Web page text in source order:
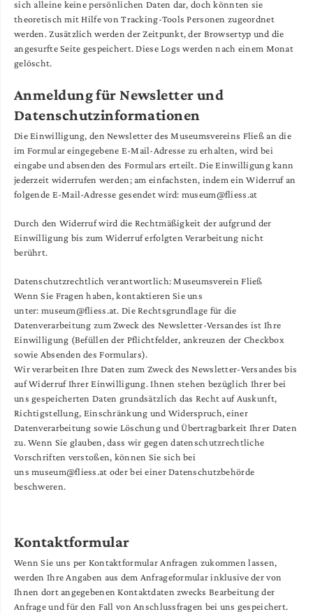
sich alleine keine persönlichen Daten dar, doch könnten sie
theoretisch mit Hilfe von Tracking-Tools Personen zugeordnet
werden. Zusätzlich werden der Zeitpunkt, der Browsertyp und die
angesurfte Seite gespeichert. Diese Logs werden nach einem Monat
gelöscht.
Anmeldung für Newsletter und
Datenschutzinformationen
Die Einwilligung, den Newsletter des Museumsvereins Fließ an die
im Formular eingegebene E-Mail-Adresse zu erhalten, wird bei
eingabe und absenden des Formulars erteilt. Die Einwilligung kann
jederzeit widerrufen werden; am einfachsten, indem ein Widerruf an
folgende E-Mail-Adresse gesendet wird: museum@fliess.at
Durch den Widerruf wird die Rechtmäßigkeit der aufgrund der
Einwilligung bis zum Widerruf erfolgten Verarbeitung nicht
berührt.
Datenschutzrechtlich verantwortlich: Museumsverein Fließ
Wenn Sie Fragen haben, kontaktieren Sie uns
unter: museum@fliess.at. Die Rechtsgrundlage für die
Datenverarbeitung zum Zweck des Newsletter-Versandes ist Ihre
Einwilligung (Befüllen der Pflichtfelder, ankreuzen der Checkbox
sowie Absenden des Formulars).
Wir verarbeiten Ihre Daten zum Zweck des Newsletter-Versandes bis
auf Widerruf Ihrer Einwilligung. Ihnen stehen bezüglich Ihrer bei
uns gespeicherten Daten grundsätzlich das Recht auf Auskunft,
Richtigstellung, Einschränkung und Widerspruch, einer
Datenverarbeitung sowie Löschung und Übertragbarkeit Ihrer Daten
zu. Wenn Sie glauben, dass wir gegen datenschutzrechtliche
Vorschriften verstoßen, können Sie sich bei
uns museum@fliess.at oder bei einer Datenschutzbehörde
beschweren.
Kontaktformular
Wenn Sie uns per Kontaktformular Anfragen zukommen lassen,
werden Ihre Angaben aus dem Anfrageformular inklusive der von
Ihnen dort angegebenen Kontaktdaten zwecks Bearbeitung der
Anfrage und für den Fall von Anschlussfragen bei uns gespeichert.